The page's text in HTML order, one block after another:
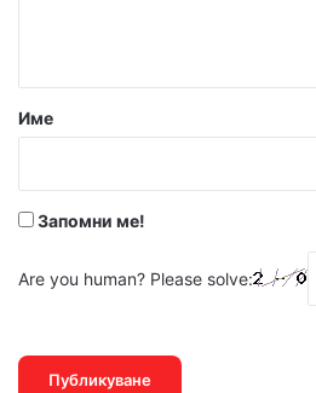
р
Име
Запомни ме!
Are you human? Please solve: